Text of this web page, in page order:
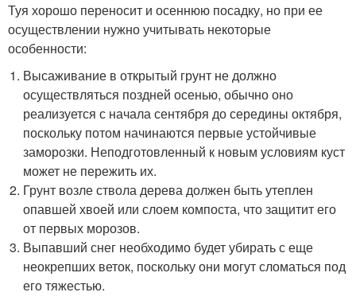
Туя хорошо переносит и осеннюю посадку, но при ее
осуществлении нужно учитывать некоторые
особенности:
Высаживание в открытый грунт не должно
осуществляться поздней осенью, обычно оно
реализуется с начала сентября до середины октября,
поскольку потом начинаются первые устойчивые
заморозки. Неподготовленный к новым условиям куст
может не пережить их.
Грунт возле ствола дерева должен быть утеплен
опавшей хвоей или слоем компоста, что защитит его
от первых морозов.
Выпавший снег необходимо будет убирать с еще
неокрепших веток, поскольку они могут сломаться под
его тяжестью.